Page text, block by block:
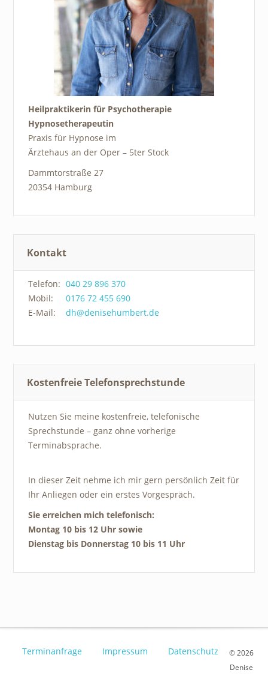
Heilpraktikerin für Psychotherapie
Hypnosetherapeutin
Praxis für Hypnose im
Ärztehaus an der Oper – 5ter Stock
Dammtorstraße 27
20354 Hamburg
Kontakt
Telefon: 040 29 896 370
Mobil:
0176 72 455 690
E-Mail:
dh@denisehumbert.de
Kostenfreie Telefonsprechstunde
Nutzen Sie meine kostenfreie, telefonische
Sprechstunde – ganz ohne vorherige
Terminabsprache.
In dieser Zeit nehme ich mir gern persönlich Zeit für
Ihr Anliegen oder ein erstes Vorgespräch.
Sie erreichen mich telefonisch:
Montag 10 bis 12 Uhr sowie
Dienstag bis Donnerstag 10 bis 11 Uhr
Terminanfrage Impressum Datenschutz
© 2026
Denise